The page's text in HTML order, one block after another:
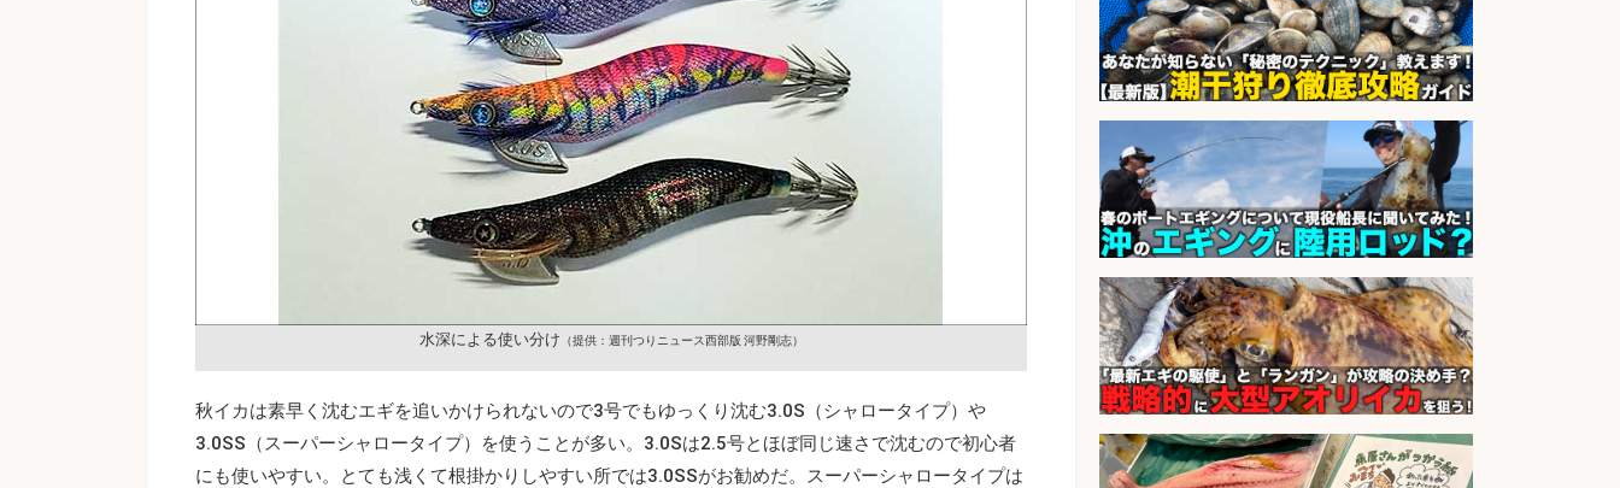
水深による使い分け （提供：週刊つりニュース西部版 河野剛志）
秋イカは素早く沈むエギを追いかけられないので3号でもゆっくり沈む3.0S（シャロータイプ）や
3.0SS（スーパーシャロータイプ）を使うことが多い。3.0Sは2.5号とほぼ同じ速さで沈むので初心者
にも使いやすい。とても浅くて根掛かりしやすい所では3.0SSがお勧めだ。スーパーシャロータイプは